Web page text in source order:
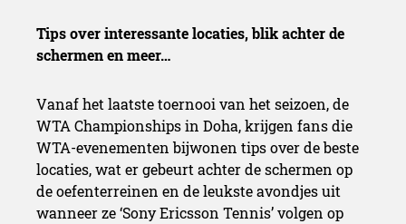
Tips over interessante locaties, blik achter de
schermen en meer…
Vanaf het laatste toernooi van het seizoen, de
WTA Championships in Doha, krijgen fans die
WTA-evenementen bijwonen tips over de beste
locaties, wat er gebeurt achter de schermen op
de oefenterreinen en de leukste avondjes uit
wanneer ze ‘Sony Ericsson Tennis’ volgen op